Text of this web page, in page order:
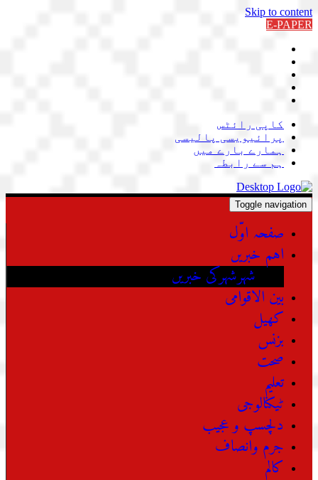
Skip to content
E-PAPER
کاپی رائٹس
پرائیویسی پالیسی
ہمارے بارے میں
ہم سے رابطہ
Toggle navigation
صفحہ اوّل
اہم خبریں
شہرشہرکی خبریں
بین الاقوامی
کھیل
بزنس
صحت
تعلیم
ٹیکنالوجی
دلچسپ و عجیب
جرم وانصاف
کالم